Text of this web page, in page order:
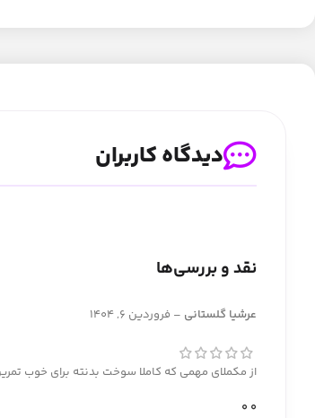
دیدگاه کاربران
نقد و بررسی‌ها
عرشیا گلستانی – فروردین 6, 1404
از مکملای مهمی که کاملا سوخت بدنته برای خوب
0
0